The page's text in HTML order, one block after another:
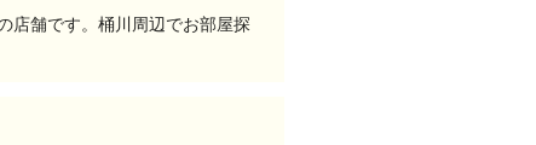
店舗です。桶川周辺でお部屋探